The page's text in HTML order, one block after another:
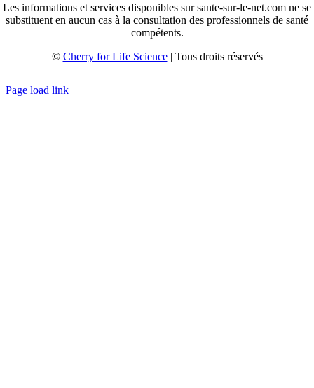
Les informations et services disponibles sur sante-sur-le-net.com ne se
substituent en aucun cas à la consultation des professionnels de santé
compétents.
© Cherry for Life Science| Tous droits réservés
Page load link